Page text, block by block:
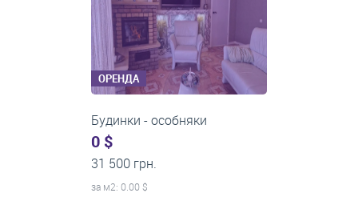
ОРЕНДА
1-кімнатні квартири
0 $
21 500 грн.
за м2: 0.00 $